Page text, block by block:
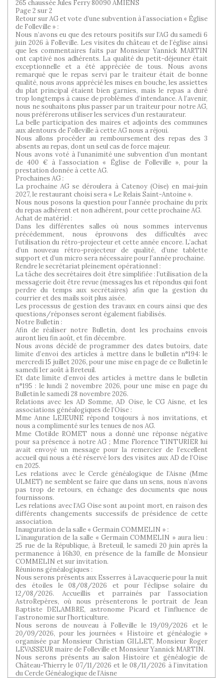
265 chaussée Jules Ferry 80090 AMIENS
Page 2 sur 2
Retour sur AG et vote d’une subvention à l’association « Église
de Folleville » :
Nous n’avons eu que des retours positifs sur l’AG du samedi 6
juin 2026 à Folleville. Les visites du château et de l’église ainsi
que les commentaires faits par Monsieur Yannick MARTIN
ont captivé nos adhérents. La qualité du petit-déjeuner était
exceptionnelle et a été appréciée de tous. Nous avons
remarqué que le repas servi par le traiteur était de bonne
qualité, nous avons apprécié les mises en bouche, les assiettes
du plat principal étaient bien garnies, mais le repas a duré
trop longtemps à cause de problèmes d’intendance. A l’avenir,
nous ne souhaitons plus passer par un traiteur pour notre AG,
nous préférerons utiliser les services d’un restaurateur.
La belle participation des maires et adjoints des communes
aux alentours de Folleville à cette AG nous a réjoui.
Nous allons procéder au remboursement des repas des 3
absents au repas, dont un seul cas de force majeur.
Nous avons voté à l’unanimité une subvention d’un montant
de 400 € à l’association « Église de Folleville », pour la
prestation donnée à cette AG.
Prochaines AG :
La prochaine AG se déroulera à Catenoy (Oise) en mai-juin
2027, le restaurant choisi sera « Le Relais Saint-Antoine ».
Nous nous posons la question pour l’année prochaine du prix
du repas adhérent et non adhérent, pour cette prochaine AG.
Achat de matériel :
Dans les différentes salles où nous sommes intervenus
précédemment, nous éprouvons des difficultés avec
l’utilisation du rétro-projecteur et cette année encore. L’achat
d’un nouveau rétro-projecteur de qualité, d’une tablette
support et d’un micro sera nécessaire pour l’année prochaine.
Rendre le secrétariat pleinement opérationnel :
La tâche des secrétaires doit être simplifiée : l’utilisation de la
messagerie doit être revue (messages lus et répondus qui font
perdre du temps aux secrétaires) afin que la gestion du
courrier et des mails soit plus aisée.
Les processus de gestion des travaux en cours ainsi que des
questions/réponses seront également fiabilisés.
Notre Bulletin :
Afin de réaliser notre Bulletin, dont les prochains envois
auront lieu fin août, et fin décembre.
Nous avons décidé de programmer des dates butoirs, date
limite d’envoi des articles à mettre dans le bulletin n°194: le
mercredi 15 juillet 2026, pour une mise en page de ce Bulletin le
samedi 1er août à Breteuil.
Et date limite d’envoi des articles à mettre dans le bulletin
n°195 : le lundi 2 novembre 2026, pour une mise en page du
Bulletin le samedi 28 novembre 2026.
Relations avec les AD Somme, AD Oise, le CG Aisne, et les
associations généalogiques de l’Oise :
Mme Anne LEJEUNE répond toujours à nos invitations, et
nous a complimenté sur les tenues de nos AG.
Mme Clotilde ROMET nous a donné une réponse négative
pour sa présence à notre AG ; Mme Florence TINTURIER lui
avait envoyé un message pour la remercier de l’excellent
accueil qui nous a été réservé lors des visites aux AD de l’Oise
en 2025.
Les relations avec le Cercle généalogique de l’Aisne (Mme
ULMET) ne semblent se faire que dans un sens, nous n’avons
pas trop de retours, en échange des documents que nous
fournissons.
Les relations avec l’AG Oise sont au point mort, en raison des
différents changements successifs de présidence de cette
association.
Inauguration de la salle « Germain COMMELIN » :
L’inauguration de la salle « Germain COMMELIN » aura lieu :
25 rue de la République, à Breteuil, le samedi 20 juin après la
permanence à 16h30, en présence de la famille de Monsieur
COMMELIN et sur invitation.
Réunions généalogiques :
Nous serons présents aux Esserres à Lavacquerie pour la nuit
des étoiles le 08/08/2026 et pour l’éclipse solaire du
12/08/2026. Accueillis et parrainés par l’association
AstroRepères, où nous présenterons le portrait de Jean
Baptiste DELAMBRE, astronome Picard et l’influence de
l’astronomie sur l’horticulture.
Nous serons de nouveau à Folleville le 19/09/2026 et le
20/09/2026, pour les journées « Histoire et généalogie »
organisée par Monsieur Christian GILLET, Monsieur Roger
LEVASSEUR maire de Folleville et Monsieur Yannick MARTIN.
Nous serons présents au salon Histoire et généalogie de
Château-Thierry le 07/11/2026 et le 08/11/2026 à l’invitation
du Cercle Généalogique de l’Aisne